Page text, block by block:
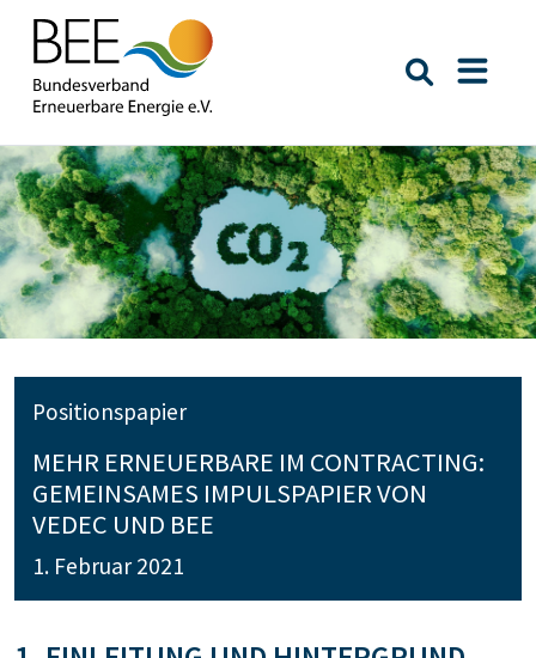
Suche
Positionspapier
MEHR ERNEUERBARE IM CONTRACTING:
GEMEINSAMES IMPULSPAPIER VON
VEDEC UND BEE
1. Februar 2021